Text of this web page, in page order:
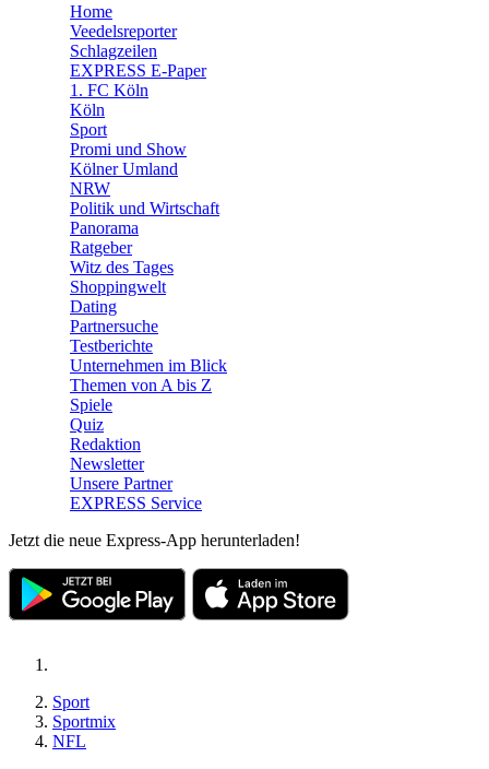
Home
Veedelsreporter
Schlagzeilen
EXPRESS E-Paper
1. FC Köln
Köln
Sport
Promi und Show
Kölner Umland
NRW
Politik und Wirtschaft
Panorama
Ratgeber
Witz des Tages
Shoppingwelt
Dating
Partnersuche
Testberichte
Unternehmen im Blick
Themen von A bis Z
Spiele
Quiz
Redaktion
Newsletter
Unsere Partner
EXPRESS Service
Jetzt die neue Express-App herunterladen!
Sport
Sportmix
NFL